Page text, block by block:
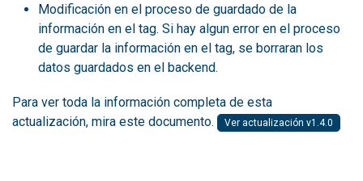
Modificación en el proceso de guardado de la
información en el tag. Si hay algun error en el proceso
de guardar la información en el tag, se borraran los
datos guardados en el backend.
Para ver toda la información completa de esta
actualización, mira este documento.
Ver actualización v1.4.0